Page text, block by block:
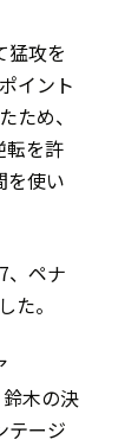
猛攻を
イント
ため、
転を許
を使い
、ペナ
た。
鈴木の決
テージ